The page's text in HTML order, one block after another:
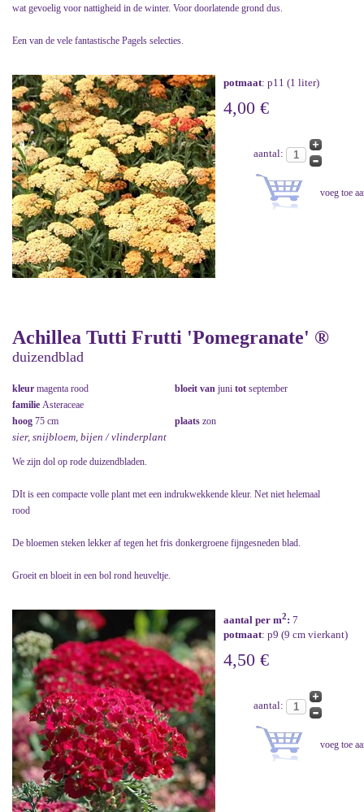
wat gevoelig voor nattigheid in de winter. Voor doorlatende grond dus.
Een van de vele fantastische Pagels selecties.
potmaat: p11 (1 liter)
4,00 €
aantal:
Achillea Tutti Frutti 'Pomegranate' ®
duizendblad
kleur magenta rood bloeit van juni tot september
familie Asteraceae
hoog 75 cm plaats zon
sier, snijbloem, bijen / vlinderplant
We zijn dol op rode duizendbladen.
DIt is een compacte volle plant met een indrukwekkende kleur. Net niet helemaal
rood
De bloemen steken lekker af tegen het fris donkergroene fijngesneden blad.
Groeit en bloeit in een bol rond heuveltje.
aantal per m2: 7
potmaat: p9 (9 cm vierkant)
4,50 €
aantal: